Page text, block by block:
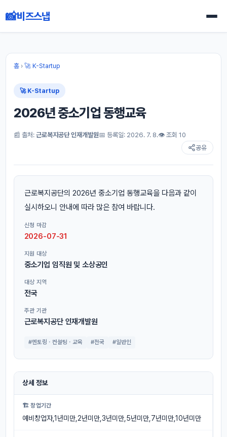
📸비즈스냅
홈› 🚀 K-Startup
🚀 K-Startup
2026년 중소기업 동행교육
📰 출처: 근로복지공단 인재개발원📅 등록일: 2026. 7. 8.👁 조회 10
공유
근로복지공단의 2026년 중소기업 동행교육을 다음과 같이
실시하오니 안내에 따라 많은 참여 바랍니다.
신청 마감
2026-07-31
지원 대상
중소기업 임직원 및 소상공인
대상 지역
전국
주관 기관
근로복지공단 인재개발원
#멘토링ㆍ컨설팅ㆍ교육 #전국 #일반인
상세 정보
🏗 창업기간
예비창업자,1년미만,2년미만,3년미만,5년미만,7년미만,10년미만